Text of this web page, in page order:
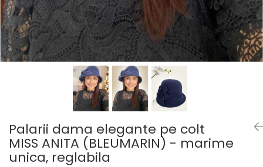
Palarii dama elegante pe colt
MISS ANITA (BLEUMARIN) - marime
unica, reglabila